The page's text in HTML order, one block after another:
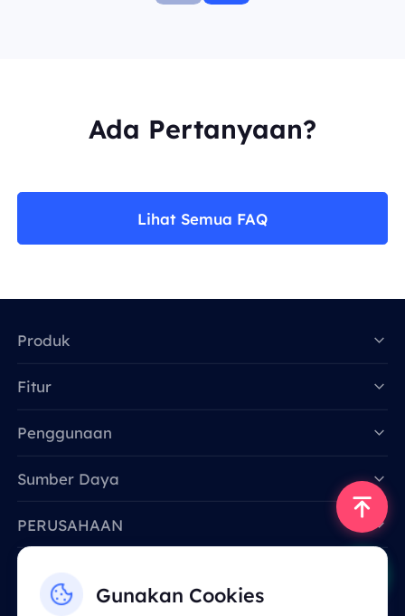
Ada Pertanyaan?
Lihat Semua FAQ
Gunakan Cookies
Produk
Fitur
Penggunaan
Sumber Daya
PERUSAHAAN
Email: support@smartproxy.org